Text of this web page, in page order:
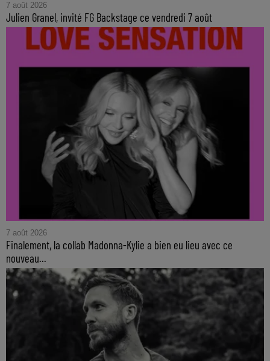
7 août 2026
Julien Granel, invité FG Backstage ce vendredi 7 août
7 août 2026
Finalement, la collab Madonna-Kylie a bien eu lieu avec ce
nouveau...